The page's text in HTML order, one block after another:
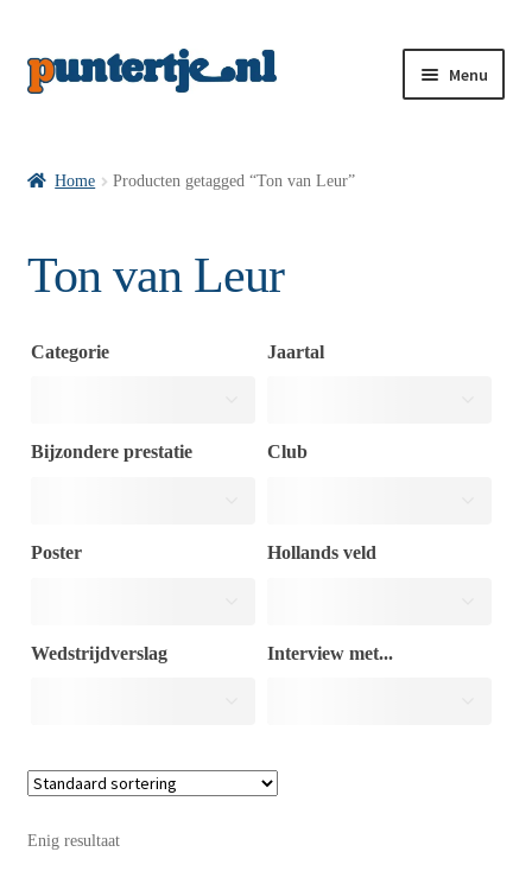
Menu
Home Producten getagged “Ton van Leur”
Ton van Leur
Categorie Jaartal
Bijzondere prestatie Club
Poster Hollands veld
Wedstrijdverslag Interview met...
Enig resultaat